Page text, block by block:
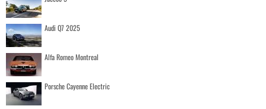
Audi Q7 2025
Alfa Romeo Montreal
Porsche Cayenne Electric